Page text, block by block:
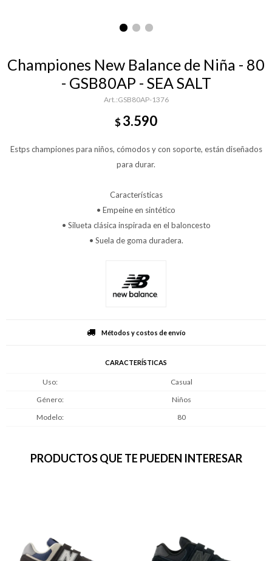
Championes New Balance de Niña - 80
- GSB80AP - SEA SALT
GSB80AP-1376
$3.590
Estps championes para niños, cómodos y con soporte, están diseñados
para durar.
Características
• Empeine en sintético
• Silueta clásica inspirada en el baloncesto
• Suela de goma duradera.
Métodos y costos de envío
CARACTERÍSTICAS
Uso
Casual
Género
Niños
Modelo
80
PRODUCTOS QUE TE PUEDEN INTERESAR